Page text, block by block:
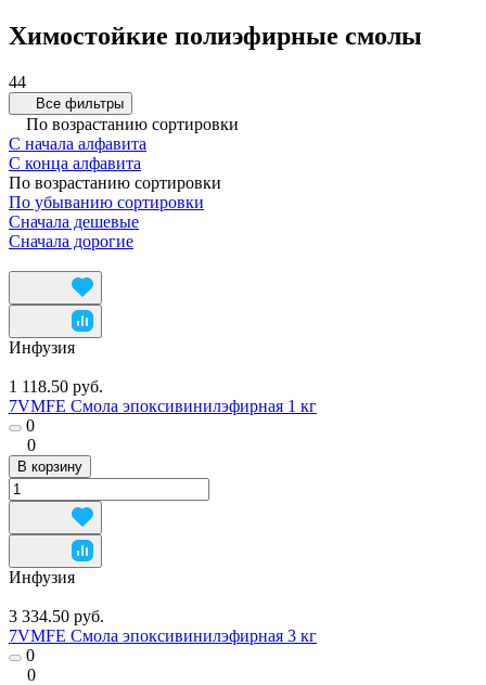
Химостойкие полиэфирные смолы
44
Все фильтры
По возрастанию сортировки
С начала алфавита
С конца алфавита
По возрастанию сортировки
По убыванию сортировки
Сначала дешевые
Сначала дорогие
Инфузия
1 118.50 руб.
7VMFE Смола эпоксивинилэфирная 1 кг
0
0
В корзину
Инфузия
3 334.50 руб.
7VMFE Смола эпоксивинилэфирная 3 кг
0
0